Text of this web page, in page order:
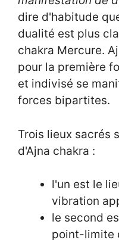
dire d'habitude
dualité est plus
chakra Mercure.
pour la première
et indivisé se
forces bipartites.
Trois lieux sacrés
d'Ajna chakra :
l'un est le
vibration
le second
point-limite